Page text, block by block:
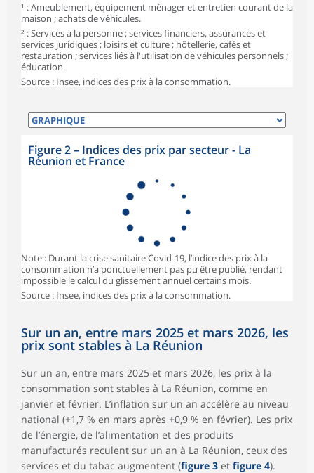
manufacturés¹
1 950 100,13 99,19 99,87
Énergie 657 102,63 97,13
98,55
dont Produits
pétroliers
466 104,20 97,50 99,54
Services 4 625 99,27 100,15
Loyers, eau et
ordures
99,49
Services de
santé
89,35
100,07
Autres services² 2 148 98,62 101,49
101,43
Ensemble
10 000 100,02 99,44
Ensemble hors
Ensemble hors
Tabac
9 871 100,05 99,41 99,99
¹ : Ameublement, équipement ménager et entretien courant de la
maison ; achats de véhicules.
² : Services à la personne ; services financiers, assurances et
services juridiques ; loisirs et culture ; hôtellerie, cafés et
restauration ; services liés à l'utilisation de véhicules personnels ;
éducation.
Source : Insee, indices des prix à la consommation.
Figure 2– Indices des prix par secteur - La
Réunion et France
Note : Durant la crise sanitaire Covid-19, l’indice des prix à la
consommation n’a ponctuellement pas pu être publié, rendant
impossible le calcul du glissement annuel certains mois.
Source : Insee, indices des prix à la consommation.
Sur un an, entre mars 2025 et mars 2026, les
prix sont stables à La Réunion
Sur un an, entre mars 2025 et mars 2026, les prix à la
consommation sont stables à La Réunion, comme en
janvier et février. L’inflation sur un an accélère au niveau
national (+1,7 % en mars après +0,9 % en février). Les prix
de l’énergie, de l’alimentation et des produits
manufacturés reculent sur un an à La Réunion, ceux des
services et du tabac augmentent (figure 3 et figure 4).